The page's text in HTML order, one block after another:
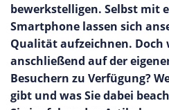
bewerkstelligen. Selbst mit
Smartphone lassen sich
Qualität aufzeichnen. Doch
anschließend auf der
Besuchern zu Verfügung?
gibt und was Sie dabei